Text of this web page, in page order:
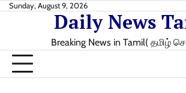
SkipSunday, August 9, 2026
Daily News
Breaking News in Tamil( தமிழ்